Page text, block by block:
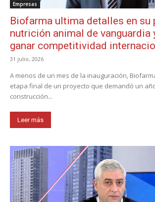
Empresas
Biofarma ultima detalles en su
nutrición animal de vanguardia
ganar competitividad
31 julio, 2026
A menos de un mes de la inauguración,
etapa final de un proyecto que demandó un
construcción...
Leer más